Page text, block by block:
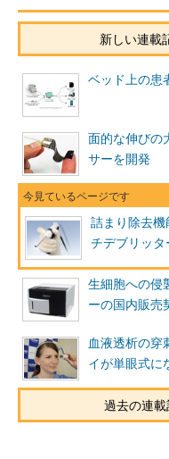
新しい連載
ベッド上の患
面的な伸びの
サーを開発
詰まり除去
チデブリッタ
生細胞への侵
ーの国内販売
血液透析の穿
イが単眼式に
過去の連